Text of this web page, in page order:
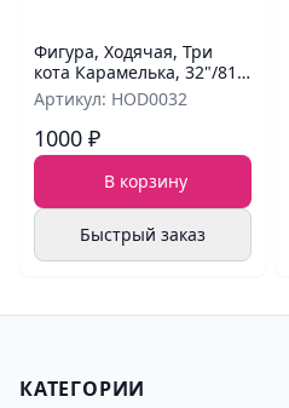
Фигура, Ходячая, Три
кота Карамелька, 32"/81
см
Артикул: HOD0032
1000 ₽
В корзину
Быстрый заказ
КАТЕГОРИИ